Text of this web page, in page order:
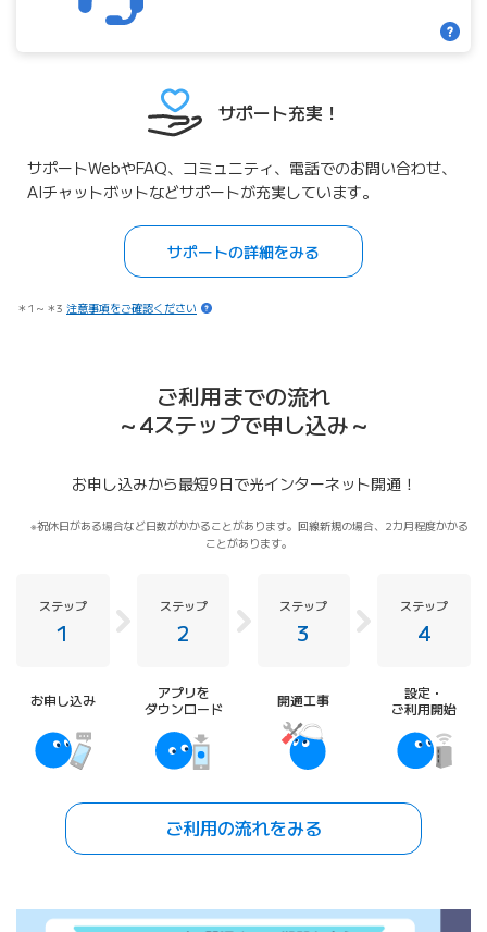
サポート充実！
サポートWebやFAQ、コミュニティ、電話でのお問い合わせ、
AIチャットボットなどサポートが充実しています。
サポートの詳細をみる
＊1～＊3 注意事項をご確認ください
ご利用までの流れ
～4ステップで申し込み～
お申し込みから最短9日で光インターネット開通！
祝休日がある場合など日数がかかることがあります。回線新規の場合、2カ月程度かかる
ことがあります。
ステップ
1
お申し込み
ステップ
2
アプリを
ダウンロード
ステップ
3
開通工事
ステップ
4
設定・
ご利用開始
ご利用の流れをみる